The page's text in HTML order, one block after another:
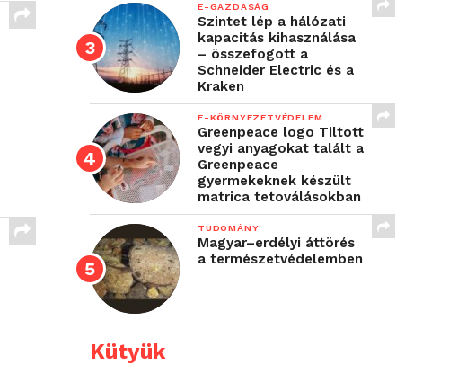
E-GAZDASÁG
Szintet lép a hálózati
kapacitás kihasználása
– összefogott a
Schneider Electric és a
Kraken
E-KÖRNYEZETVÉDELEM
Greenpeace logo Tiltott
vegyi anyagokat talált a
Greenpeace
gyermekeknek készült
matrica tetoválásokban
TUDOMÁNY
Magyar–erdélyi áttörés
a természetvédelemben
Kütyük